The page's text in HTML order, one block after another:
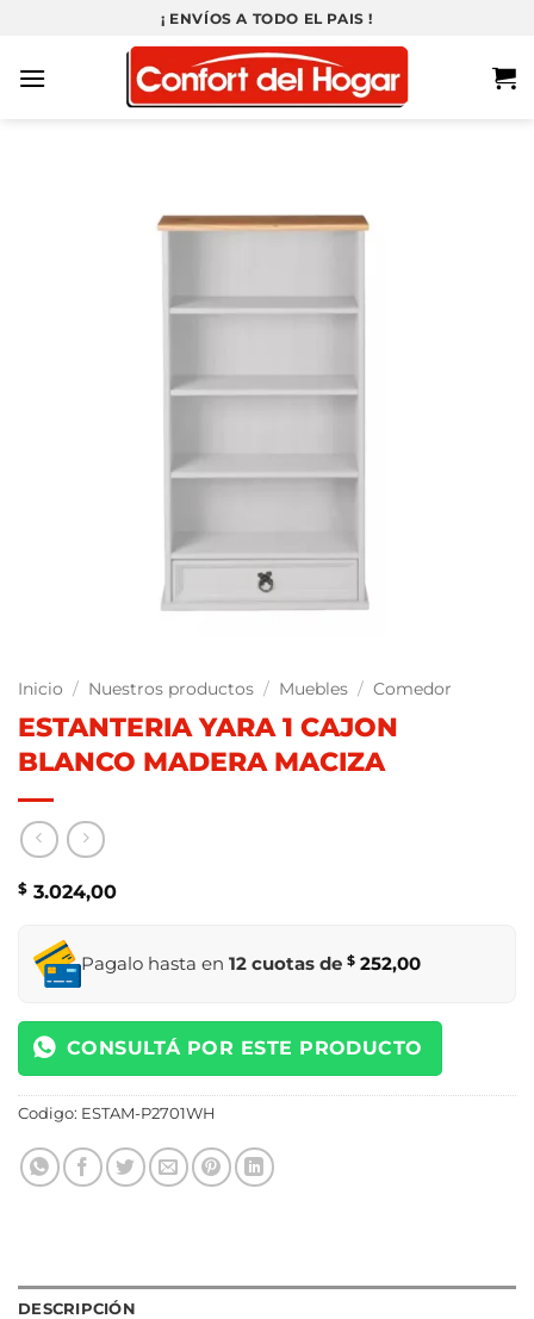
contenido
¡ ENVÍOS A TODO EL PAIS !
Inicio / Nuestros productos / Muebles / Comedor
ESTANTERIA YARA 1 CAJON
BLANCO MADERA MACIZA
$ 3.024,00
Pagalo hasta en 12 cuotas de $ 252,00
CONSULTÁ POR ESTE PRODUCTO
Codigo: ESTAM-P2701WH
DESCRIPCIÓN